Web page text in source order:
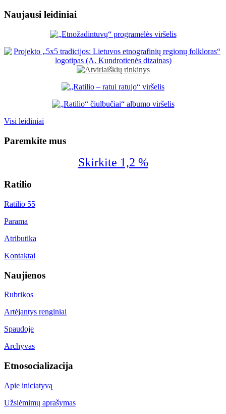
Naujausi leidiniai
Visi leidiniai
Paremkite mus
Skirkite 1,2 %
Ratilio
Ratilio 55
Parama
Atributika
Kontaktai
Naujienos
Rubrikos
Artėjantys renginiai
Spaudoje
Archyvas
Etnosocializacija
Apie iniciatyvą
Užsiėmimų aprašymas